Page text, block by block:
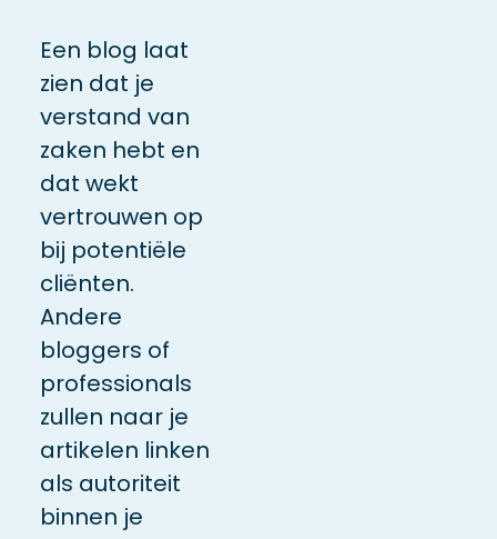
Een blog laat
zien dat je
verstand van
zaken hebt en
dat wekt
vertrouwen op
bij potentiële
cliënten.
Andere
bloggers of
professionals
zullen naar je
artikelen linken
als autoriteit
binnen je